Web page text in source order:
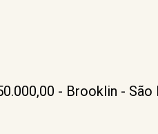
- Brooklin - São